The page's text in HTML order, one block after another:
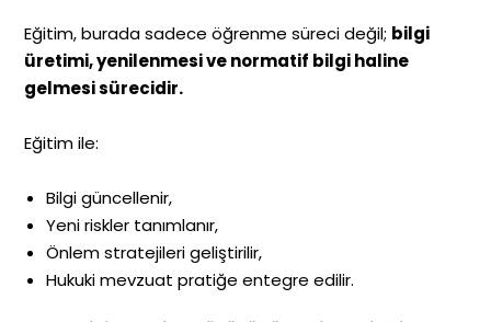
Eğitim, burada sadece öğrenme süreci değil; bilgi
üretimi, yenilenmesi ve normatif bilgi haline
gelmesi sürecidir.
Eğitim ile:
Bilgi güncellenir,
Yeni riskler tanımlanır,
Önlem stratejileri geliştirilir,
Hukuki mevzuat pratiğe entegre edilir.